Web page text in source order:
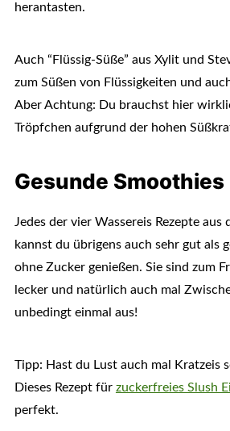
herantasten.
Auch “Flüssig-Süße” aus Xylit und
zum Süßen von Flüssigkeiten und
Aber Achtung: Du brauchst hier
Tröpfchen aufgrund der hohen
Gesunde Smoothies
Jedes der vier Wassereis Rezepte aus
kannst du übrigens auch sehr gut als
ohne Zucker genießen. Sie sind zum
lecker und natürlich auch mal
unbedingt einmal aus!
Tipp: Hast du Lust auch mal Kratzeis
Dieses Rezept für zuckerfreies Slush
perfekt.